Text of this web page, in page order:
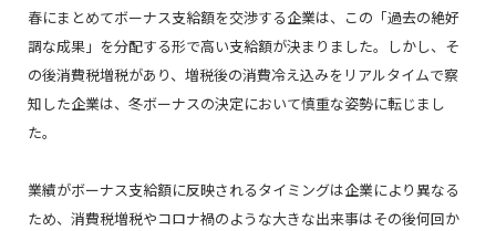
春にまとめてボーナス支給額を交渉する企業は、この「過去の絶好
調な成果」を分配する形で高い支給額が決まりました。しかし、そ
の後消費税増税があり、増税後の消費冷え込みをリアルタイムで察
知した企業は、冬ボーナスの決定において慎重な姿勢に転じまし
た。
業績がボーナス支給額に反映されるタイミングは企業により異なる
ため、消費税増税やコロナ禍のような大きな出来事はその後何回か